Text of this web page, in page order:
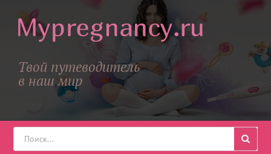
Твой путеводитель
в наш мир